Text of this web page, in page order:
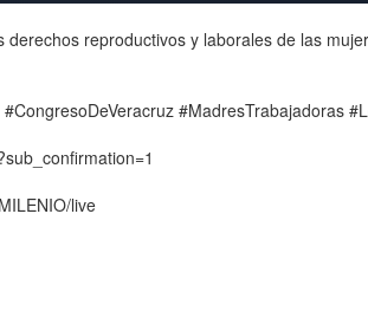
reproductivos y laborales de las
#MadresTrabajadoras
live